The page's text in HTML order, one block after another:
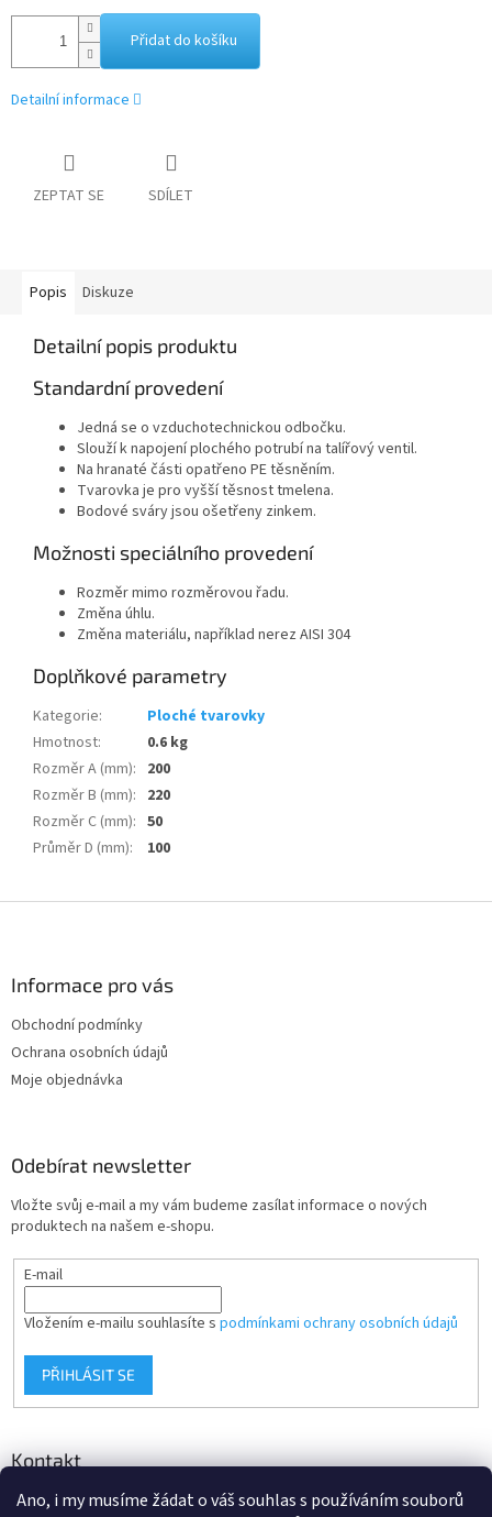
Ano, i my musíme žádat o váš souhlas s používáním souborů
Přidat do košíku
Detailní informace
ZEPTAT SE SDÍLET
Popis Diskuze
Detailní popis produktu
Standardní provedení
Jedná se o vzduchotechnickou odbočku.
Slouží k napojení plochého potrubí na talířový ventil.
Na hranaté části opatřeno PE těsněním.
Tvarovka je pro vyšší těsnost tmelena.
Bodové sváry jsou ošetřeny zinkem.
Možnosti speciálního provedení
Rozměr mimo rozměrovou řadu.
Změna úhlu.
Změna materiálu, například nerez AISI 304
Doplňkové parametry
Kategorie:
Ploché tvarovky
Hmotnost:
0.6 kg
Rozměr A (mm): 200
Rozměr B (mm): 220
Rozměr C (mm): 50
Průměr D (mm): 100
Informace pro vás
Obchodní podmínky
Ochrana osobních údajů
Moje objednávka
Odebírat newsletter
Vložte svůj e-mail a my vám budeme zasílat informace o nových
produktech na našem e-shopu.
E-mail
Vložením e-mailu souhlasíte s podmínkami ochrany osobních údajů
PŘIHLÁSIT SE
Kontakt
info@d-klima.cz